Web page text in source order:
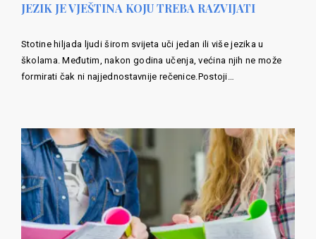
JEZIK JE VJEŠTINA KOJU TREBA RAZVIJATI
Stotine hiljada ljudi širom svijeta uči jedan ili više jezika u
školama. Međutim, nakon godina učenja, većina njih ne može
formirati čak ni najjednostavnije rečenice.Postoji…